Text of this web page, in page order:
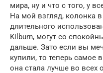
мира, ну и что с того, у
На мой взгляд, колонка
длительного
Kilburn, могут со
дальше. Зато если вы
купили, то теперь самое
она стала лучше во всех